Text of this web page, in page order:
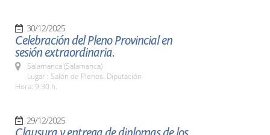
30/12/2025
Celebración del Pleno Provincial en
sesión extraordinaria.
Salamanca (Salamanca)
Lugar : Salón de Plenos. Diputación
Hora: 9:30 h.
29/12/2025